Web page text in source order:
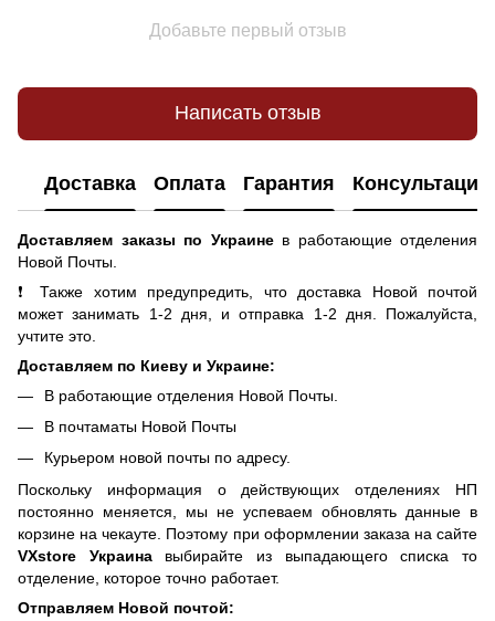
Добавьте первый отзыв
Написать отзыв
Доставка Оплата Гарантия Консультация
Доставляем заказы по Украине в работающие отделения
Новой Почты.
❗ Также хотим предупредить, что доставка Новой почтой
может занимать 1-2 дня, и отправка 1-2 дня. Пожалуйста,
учтите это.
Доставляем по Киеву и Украине:
В работающие отделения Новой Почты.
В почтаматы Новой Почты
Курьером новой почты по адресу.
Поскольку информация о действующих отделениях НП
постоянно меняется, мы не успеваем обновлять данные в
корзине на чекауте. Поэтому при оформлении заказа на сайте
VXstore Украинавыбирайте из выпадающего списка то
отделение, которое точно работает.
Отправляем Новой почтой: